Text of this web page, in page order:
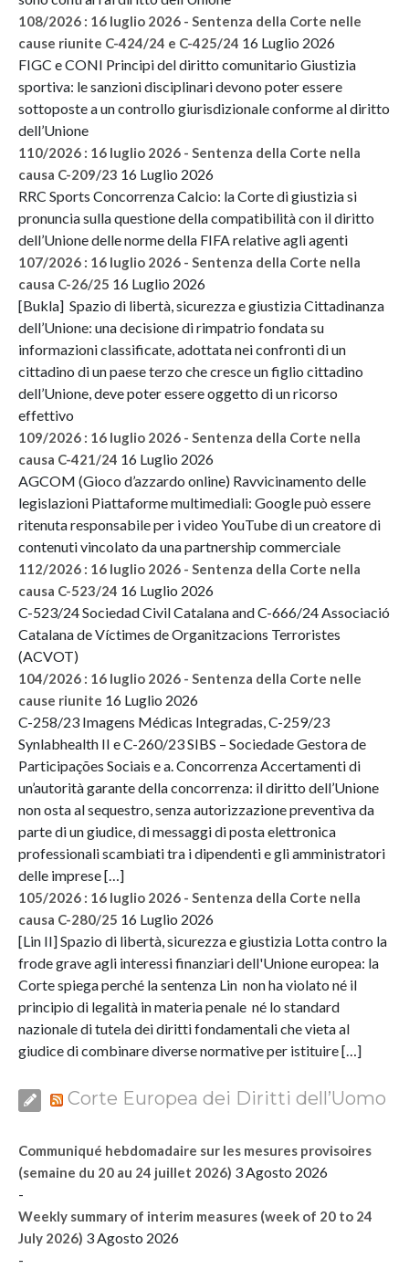
108/2026 : 16 luglio 2026 - Sentenza della Corte nelle
cause riunite C-424/24 e C-425/24 16 Luglio 2026
FIGC e CONI Principi del diritto comunitario Giustizia
sportiva: le sanzioni disciplinari devono poter essere
sottoposte a un controllo giurisdizionale conforme al diritto
dell’Unione
110/2026 : 16 luglio 2026 - Sentenza della Corte nella
causa C-209/23 16 Luglio 2026
RRC Sports Concorrenza Calcio: la Corte di giustizia si
pronuncia sulla questione della compatibilità con il diritto
dell’Unione delle norme della FIFA relative agli agenti
107/2026 : 16 luglio 2026 - Sentenza della Corte nella
causa C-26/25 16 Luglio 2026
[Bukla] Spazio di libertà, sicurezza e giustizia Cittadinanza
dell’Unione: una decisione di rimpatrio fondata su
informazioni classificate, adottata nei confronti di un
cittadino di un paese terzo che cresce un figlio cittadino
dell’Unione, deve poter essere oggetto di un ricorso
effettivo
109/2026 : 16 luglio 2026 - Sentenza della Corte nella
causa C-421/24 16 Luglio 2026
AGCOM (Gioco d’azzardo online) Ravvicinamento delle
legislazioni Piattaforme multimediali: Google può essere
ritenuta responsabile per i video YouTube di un creatore di
contenuti vincolato da una partnership commerciale
112/2026 : 16 luglio 2026 - Sentenza della Corte nella
causa C-523/24 16 Luglio 2026
C-523/24 Sociedad Civil Catalana and C-666/24 Associació
Catalana de Víctimes de Organitzacions Terroristes
(ACVOT)
104/2026 : 16 luglio 2026 - Sentenza della Corte nelle
cause riunite 16 Luglio 2026
C-258/23 Imagens Médicas Integradas, C-259/23
Synlabhealth II e C-260/23 SIBS – Sociedade Gestora de
Participações Sociais e a. Concorrenza Accertamenti di
un’autorità garante della concorrenza: il diritto dell’Unione
non osta al sequestro, senza autorizzazione preventiva da
parte di un giudice, di messaggi di posta elettronica
professionali scambiati tra i dipendenti e gli amministratori
delle imprese […]
105/2026 : 16 luglio 2026 - Sentenza della Corte nella
causa C-280/25 16 Luglio 2026
[Lin II] Spazio di libertà, sicurezza e giustizia Lotta contro la
frode grave agli interessi finanziari dell'Unione europea: la
Corte spiega perché la sentenza Lin non ha violato né il
principio di legalità in materia penale né lo standard
nazionale di tutela dei diritti fondamentali che vieta al
giudice di combinare diverse normative per istituire […]
Corte Europea dei Diritti dell’Uomo
Communiqué hebdomadaire sur les mesures provisoires
(semaine du 20 au 24 juillet 2026) 3 Agosto 2026
-
Weekly summary of interim measures (week of 20 to 24
July 2026) 3 Agosto 2026
-